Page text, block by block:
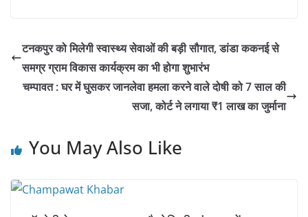
टनकपुर को मिलेगी स्वास्थ्य सेवाओं की बड़ी सौगात, डांडा ककनई से
समग्र ग्राम विकास कार्यक्रम का भी होगा शुभारंभ
चम्पावत : घर में घुसकर जानलेवा हमला करने वाले दोषी को 7 साल की
सजा, कोर्ट ने लगाया ₹1 लाख का जुर्माना
You May Also Like